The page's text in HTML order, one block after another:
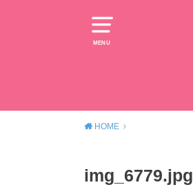
MENU
HOME
img_6779.jpg